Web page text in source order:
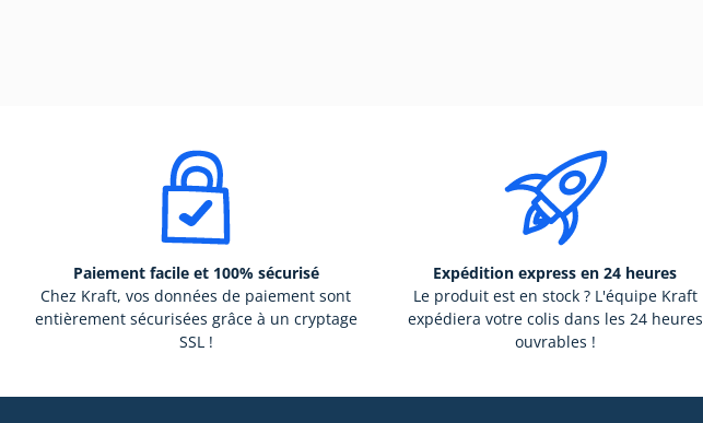
Paiement facile et 100% sécurisé
Chez Kraft, vos données de paiement sont
entièrement sécurisées grâce à un cryptage
SSL !
Expédition express en 24 heures
Le produit est en stock ? L'équipe Kraft
expédiera votre colis dans les 24 heures
ouvrables !